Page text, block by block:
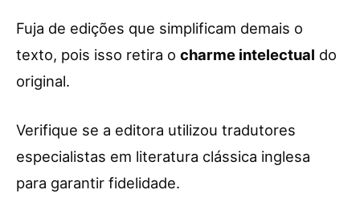
Fuja de edições que simplificam demais o
texto, pois isso retira o charme intelectual do
original.
Verifique se a editora utilizou tradutores
especialistas em literatura clássica inglesa
para garantir fidelidade.